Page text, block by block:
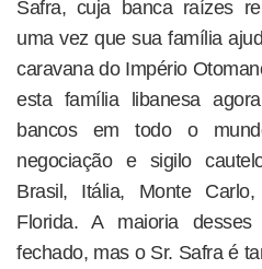
Safra, cuja banca raízes
uma vez que sua família
caravana do Império
esta família libanesa
bancos em todo o
negociação e sigilo
Brasil, Itália, Monte
Florida. A maioria
fechado, mas o Sr. Safra é